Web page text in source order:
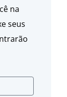
na
seus